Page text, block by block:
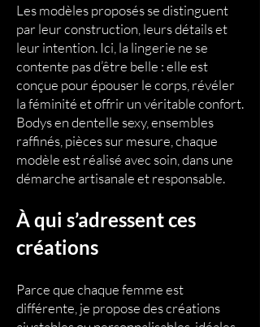
Les modèles proposés se distinguent
par leur construction, leurs détails et
leur intention. Ici, la lingerie ne se
contente pas d’être belle : elle est
conçue pour épouser le corps, révéler
la féminité et offrir un véritable confort.
Bodys en dentelle sexy, ensembles
raffinés, pièces sur mesure, chaque
modèle est réalisé avec soin, dans une
démarche artisanale et responsable.
À qui s’adressent ces
créations
Parce que chaque femme est
différente, je propose des créations